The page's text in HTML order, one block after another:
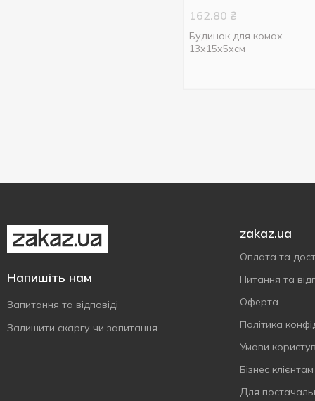
162.80 ₴
Будинок для комах
13х15х5хсм
Напишіть нам
Запитання та відповіді
Залишити скаргу чи запитання
zakaz.ua
Оплата та
Питання та
Оферта
Політика
Умови
Бізнес клієнтам
Для